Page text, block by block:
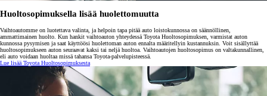
Huoltosopimuksella lisää huolettomuutta
Vaihtoautomme on luotettava valinta, ja helpoin tapa pitää auto loistokunnossa on säännöllinen,
ammattimainen huolto. Kun hankit vaihtoauton yhteydessä Toyota Huoltosopimuksen, varmistat auton
kunnossa pysymisen ja saat käyttöösi huolettoman auton ennalta määritellyin kustannuksin. Voit sisällyttää
huoltosopimukseen auton seuraavat kaksi tai neljä huoltoa. Vaihtoautojen huoltosopimus on valtakunnallinen,
eli auto voidaan huoltaa missä tahansa Toyota-palvelupisteessä.
Lue lisää Toyota Huoltosopimuksesta